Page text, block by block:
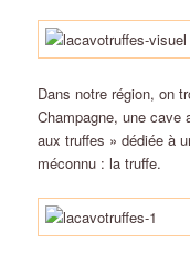
Dans notre région, on
Champagne, une
aux truffes » dédiée à
méconnu : la truffe.